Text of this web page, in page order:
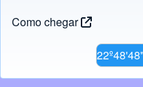
Como chegar